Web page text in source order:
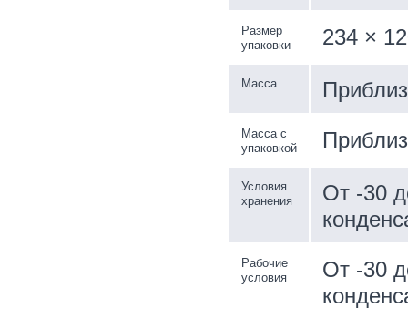
Размер
упаковки
234 ×
Масса
Масса с
упаковкой
Условия
хранения
От -30
Рабочие
условия
От -30